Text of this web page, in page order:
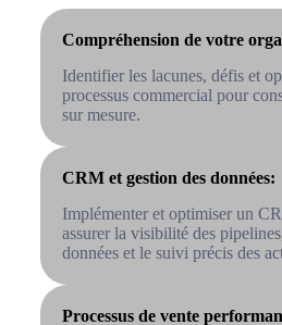
Compréhension de votre
Identifier les lacunes, défis et
processus commercial pour
sur mesure.
CRM et gestion des données:
Implémenter et optimiser un
assurer la visibilité des
données et le suivi précis des
Processus de vente